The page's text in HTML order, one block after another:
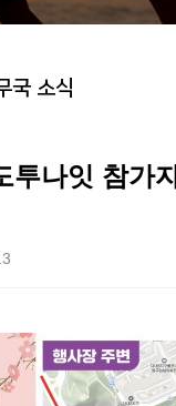
국 소식
투나잇 참가